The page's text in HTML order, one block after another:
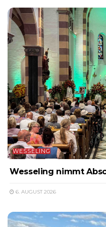
WESSELING
Wesseling nimmt
6. AUGUST 2026